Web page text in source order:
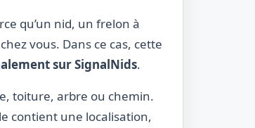
qu’un nid, un frelon à
vous. Dans ce cas, cette
sur SignalNids.
toiture, arbre ou chemin.
contient une localisation,